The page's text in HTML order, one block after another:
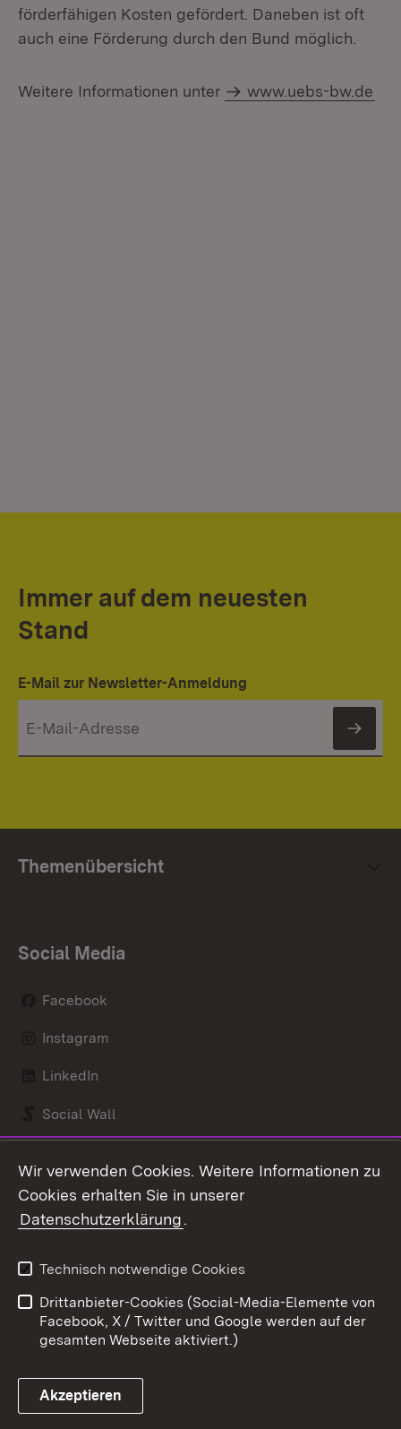
förderfähigen Kosten gefördert. Daneben ist oft
auch eine Förderung durch den Bund möglich.
Weitere Informationen unter www.uebs-bw.de
Immer auf dem neuesten
Stand
E-Mail zur Newsletter-Anmeldung
Themenübersicht
Social Media
Facebook
Instagram
LinkedIn
Social Wall
Link zum Landesportal
Kontakt
Barrierefreiheit
Impressum
Cookies
Wir verwenden Cookies. Weitere Informationen zu
Cookies erhalten Sie in unserer
Datenschutzerklärung.
Technisch notwendige Cookies
Drittanbieter-Cookies (Social-Media-Elemente von
Facebook, X / Twitter und Google werden auf der
gesamten Webseite aktiviert.)
Akzeptieren